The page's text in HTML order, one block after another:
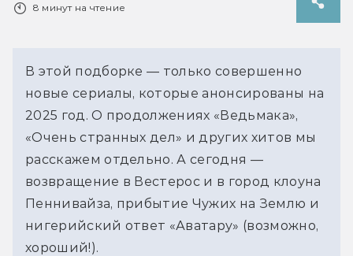
8 минут на чтение
В этой подборке — только совершенно
новые сериалы, которые анонсированы на
2025 год. О продолжениях «Ведьмака»,
«Очень странных дел» и других хитов мы
расскажем отдельно. А сегодня —
возвращение в Вестерос и в город клоуна
Пеннивайза, прибытие Чужих на Землю и
нигерийский ответ «Аватару» (возможно,
хороший!).